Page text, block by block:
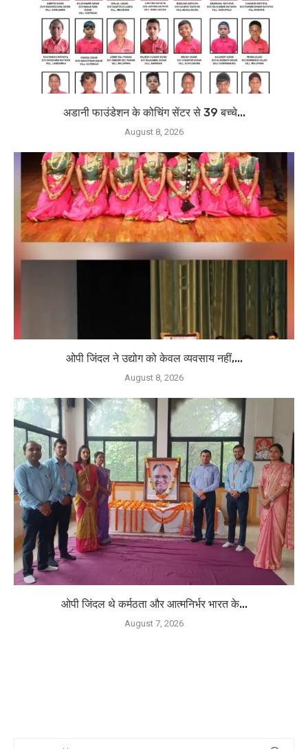
अडानी फाउंडेशन के कोचिंग सेंटर से 39 बच्चे...
August 8, 2026
ओपी जिंदल ने उद्योग को केवल व्यवसाय नहीं,...
August 8, 2026
ओपी जिंदल थे कर्मठता और आत्मनिर्भर भारत के...
August 7, 2026